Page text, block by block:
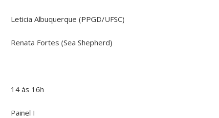
Leticia Albuquerque (PPGD/UFSC)
Renata Fortes (Sea Shepherd)
14 às 16h
Painel I